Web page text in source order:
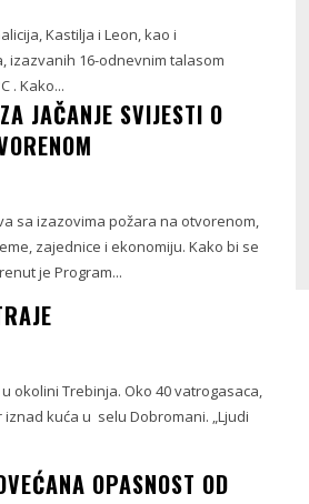
Kastilja i Leon, kao i
izazvanih 16-odnevnim talasom
. Kako...
JAČANJE SVIJESTI O
sa izazovima požara na otvorenom,
zajednice i ekonomiju. Kako bi se
je Program...
okolini Trebinja. Oko 40 vatrogasaca,
kuća u selu Dobromani. „Ljudi
OPASNOST OD